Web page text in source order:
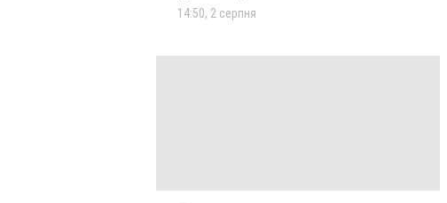
14:50, 2 серпня